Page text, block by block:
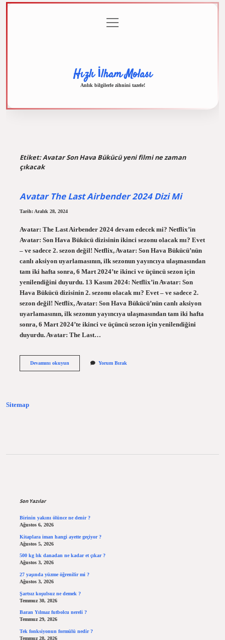
menüyü
aç
Hızlı İlham Molası
Anlık bilgilerle zihnini tazele!
Etiket:Avatar Son Hava Bükücü yeni filmi ne zaman
çıkacak
Avatar The Last Airbender 2024 Dizi Mi
Tarih: Aralık 28, 2024
Avatar: The Last Airbender 2024 devam edecek mi? Netflix’in
Avatar: Son Hava Bükücü dizisinin ikinci sezonu olacak mı? Evet
– ve sadece 2. sezon değil! Netflix, Avatar: Son Hava Bükücü’nün
canlı aksiyon uyarlamasının, ilk sezonun yayıncıya ulaşmasından
tam iki hafta sonra, 6 Mart 2024’te ikinci ve üçüncü sezon için
yenilendiğini duyurdu. 13 Kasım 2024: Netflix’in Avatar: Son
Hava Bükücü dizisinin 2. sezonu olacak mı? Evet – ve sadece 2.
sezon değil! Netflix, Avatar: Son Hava Bükücü’nün canlı aksiyon
uyarlamasının, ilk sezonun yayıncıya ulaşmasından tam iki hafta
sonra, 6 Mart 2024’te ikinci ve üçüncü sezon için yenilendiğini
duyurdu. Avatar: The Last…
Devamını okuyunAvatar
Yorum Bırak
Sitemap
Son Yazılar
Birinin yakını ölünce ne denir ?
Ağustos 6, 2026
Kitaplara iman hangi ayette geçiyor ?
Ağustos 5, 2026
500 kg lık danadan ne kadar et çıkar ?
Ağustos 3, 2026
27 yaşında yüzme öğrenilir mi ?
Ağustos 3, 2026
Şartsız koşulsuz ne demek ?
Temmuz 30, 2026
Baran Yılmaz futbolcu nereli ?
Temmuz 29, 2026
Tek fonksiyonun formülü nedir ?
Temmuz 28, 2026